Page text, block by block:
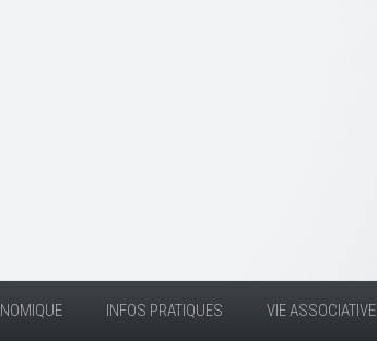
INFOS PRATIQUES VIE ASSOCIATIVE